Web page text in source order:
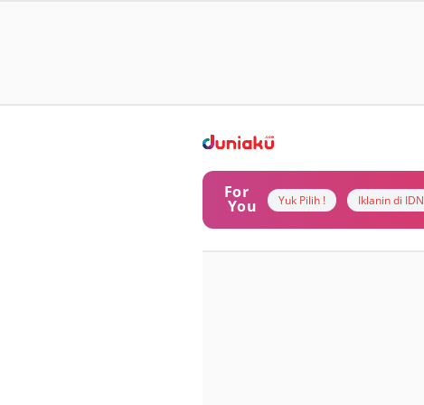
For
You Yuk Pilih ! Iklanin di IDN